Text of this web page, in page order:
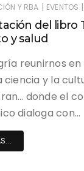
Y RBA | EVENTOS |
del libro
y salud
reunirnos
ciencia y la
donde el
dialoga con…